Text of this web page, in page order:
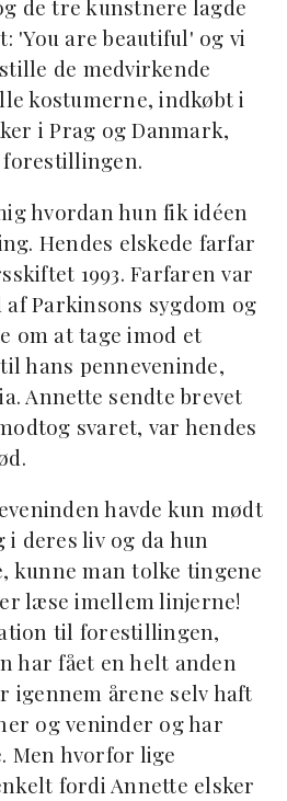
de tre kunstnere lagde
'You are beautiful' og vi
de medvirkende
kostumerne, indkøbt i
i Prag og Danmark,
forestillingen.
hvordan hun fik idéen
Hendes elskede farfar
1993. Farfaren var
af Parkinsons sygdom og
om at tage imod et
hans penneveninde,
Annette sendte brevet
svaret, var hendes
havde kun mødt
i deres liv og da hun
kunne man tolke tingene
læse imellem linjerne!
til forestillingen,
har fået en helt anden
igennem årene selv haft
og veninder og har
Men hvorfor lige
fordi Annette elsker